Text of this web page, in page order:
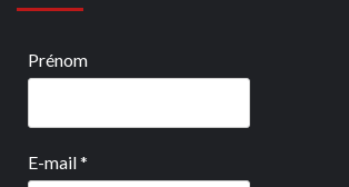
Prénom
E-mail*